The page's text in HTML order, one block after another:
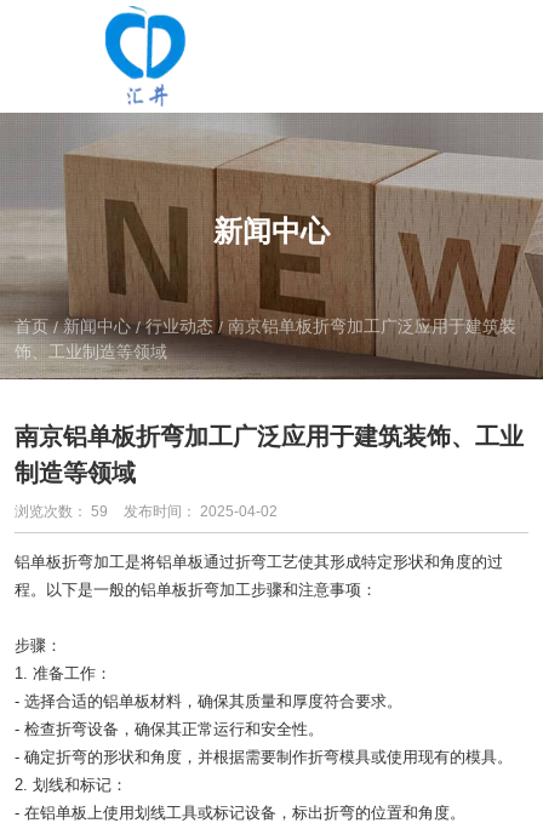
新闻中心
首页/新闻中心 /行业动态 / 南京铝单板折弯加工广泛应用于建筑装
饰、工业制造等领域
南京铝单板折弯加工广泛应用于建筑装饰、工业
制造等领域
浏览次数： 59 发布时间： 2025-04-02
铝单板折弯加工是将铝单板通过折弯工艺使其形成特定形状和角度的过
程。以下是一般的铝单板折弯加工步骤和注意事项：
步骤：
1. 准备工作：
- 选择合适的铝单板材料，确保其质量和厚度符合要求。
- 检查折弯设备，确保其正常运行和安全性。
- 确定折弯的形状和角度，并根据需要制作折弯模具或使用现有的模具。
2. 划线和标记：
- 在铝单板上使用划线工具或标记设备，标出折弯的位置和角度。